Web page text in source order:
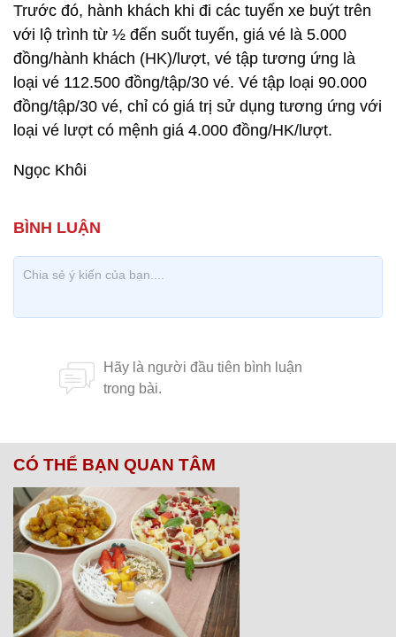
Trước đó, hành khách khi đi các tuyến xe buýt trên
với lộ trình từ ½ đến suốt tuyến, giá vé là 5.000
đồng/hành khách (HK)/lượt, vé tập tương ứng là
loại vé 112.500 đồng/tập/30 vé. Vé tập loại 90.000
đồng/tập/30 vé, chỉ có giá trị sử dụng tương ứng với
loại vé lượt có mệnh giá 4.000 đồng/HK/lượt.
Ngọc Khôi
CÓ THỂ BẠN QUAN TÂM